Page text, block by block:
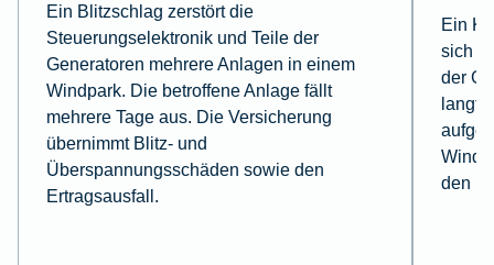
Ein Blitzschlag zerstört die
Steuerungselektronik und Teile der
Generatoren mehrere Anlagen in einem
Windpark. Die betroffene Anlage fällt
mehrere Tage aus. Die Versicherung
übernimmt Blitz- und
Überspannungsschäden sowie den
Ertragsausfall.
Ein
sich
der
den